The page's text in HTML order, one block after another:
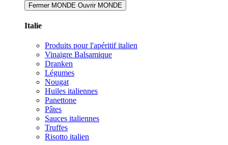
Fermer MONDE Ouvrir MONDE
Italie
Produits pour l'apéritif italien
Vinaigre Balsamique
Dranken
Légumes
Nougat
Huiles italiennes
Panettone
Pâtes
Sauces italiennes
Truffes
Risotto italien